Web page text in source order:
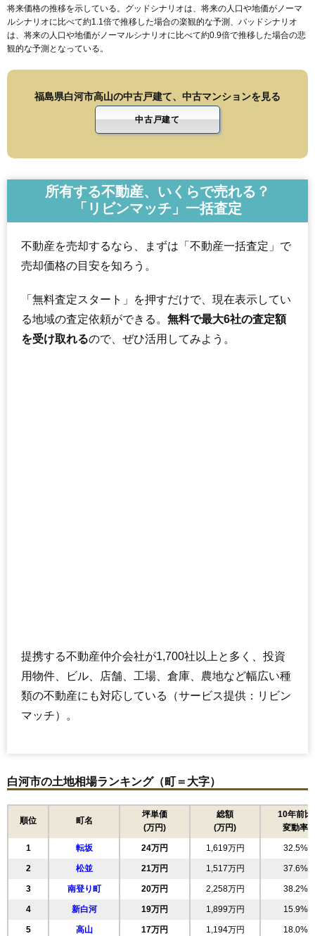
将来価格の推移を示している。グッドシナリオは、将来の人口や地価がノーマ
ルシナリオに比べて約1.1倍で推移した場合の楽観的な予測、バッドシナリオ
は、将来の人口や地価がノーマルシナリオに比べて約0.9倍で推移した場合の悲
観的な予測となっている。
福島県白河市高山の中古戸建て、中古マンションを見る
中古戸建て
所有する不動産、いくらで売れる？
「リビンマッチ」一括査定
不動産を売却するなら、まずは「不動産一括査定」で
売却価格の目安を知ろう。
「無料査定スタート」を押すだけで、現在表示してい
る地域の査定依頼ができる。 無料で最大6社の査定額
を受け取れるので、ぜひ活用してみよう。
提携する不動産仲介会社が1,700社以上と多く、投資
用物件、ビル、店舗、工場、倉庫、農地など幅広い種
類の不動産にも対応している（サービス提供：リビン
マッチ）。
白河市の土地相場ランキング（町＝大字）
順位 町名
坪単価
(万円)
総額
(万円)
10年前比
変動率
1 転坂 24万円 1,619万円 32.5%
2 松並 21万円 1,517万円 37.6%
3 南登り町 20万円 2,258万円 38.2%
4 新白河 19万円 1,899万円 15.9%
5 高山 17万円 1,194万円 18.0%